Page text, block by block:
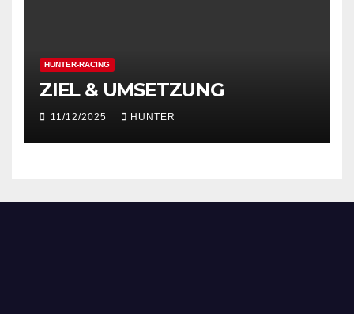
HUNTER-RACING
ZIEL & UMSETZUNG
11/12/2025 HUNTER